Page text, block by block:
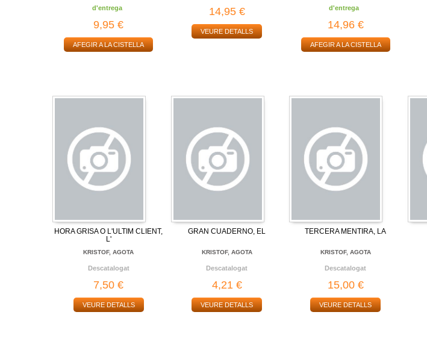
d'entrega
9,95 €
AFEGIR A LA CISTELLA
14,95 €
VEURE DETALLS
d'entrega
14,96 €
AFEGIR A LA CISTELLA
HORA GRISA O L'ULTIM CLIENT,
L'
KRISTOF, AGOTA
Descatalogat
7,50 €
VEURE DETALLS
GRAN CUADERNO, EL
KRISTOF, AGOTA
Descatalogat
4,21 €
VEURE DETALLS
TERCERA MENTIRA, LA
KRISTOF, AGOTA
Descatalogat
15,00 €
VEURE DETALLS